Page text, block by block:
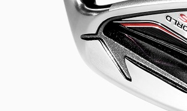
Our Mission 私たちの使命
ABOUT US MyGolfSpyJapanとは？